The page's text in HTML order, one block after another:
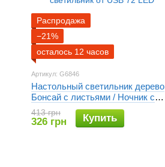
Распродажа
−21%
осталось 12 часов
Артикул: G6846
Настольный светильник дерево
Бонсай с листьями / Ночник с
теплым светом / Декоративный
светильник от USB 72 LED
413 грн
326 грн Купить